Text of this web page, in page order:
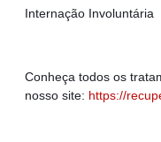
Internação Involuntária
Conheça todos os
nosso site: https://